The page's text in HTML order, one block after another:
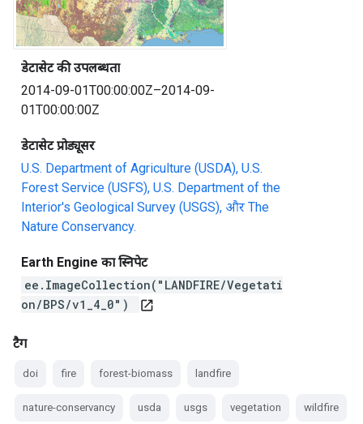
डेटासेट की उपलब्धता
2014-09-01T00:00:00Z–2014-09-
01T00:00:00Z
डेटासेट प्रोड्यूसर
U.S. Department of Agriculture (USDA), U.S.
Forest Service (USFS), U.S. Department of the
Interior's Geological Survey (USGS), और The
Nature Conservancy.
Earth Engine का स्निपेट
ee.ImageCollection("LANDFIRE/Vegetati
on/BPS/v1_4_0")
open_in_new
टैग
doi fire forest-biomass landfire
nature-conservancy usda usgs vegetation wildfire